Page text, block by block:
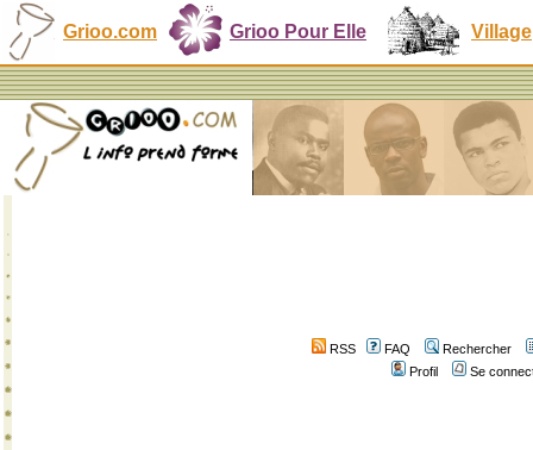
Grioo.com Grioo Pour Elle Village
RSS FAQ
Rechercher
Profil
Se